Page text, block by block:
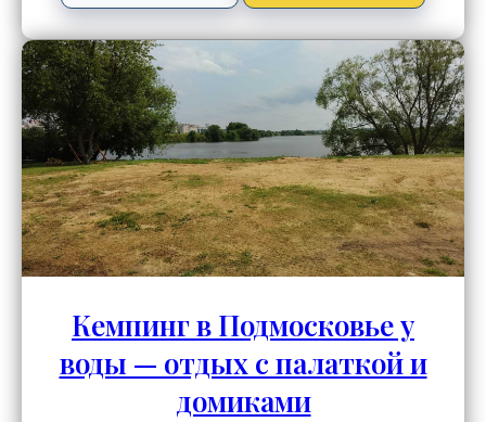
Кемпинг в Подмосковье у
воды — отдых с палаткой и
домиками